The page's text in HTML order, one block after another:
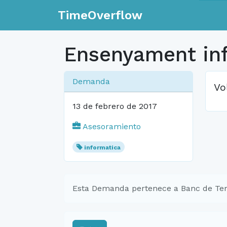
TimeOverflow
Ensenyament
Demanda
13 de febrero de 2017
Asesoramiento
informatica
Esta Demanda pertenece a Banc de